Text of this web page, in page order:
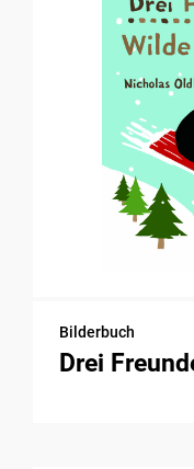
Bilderbuch
Drei